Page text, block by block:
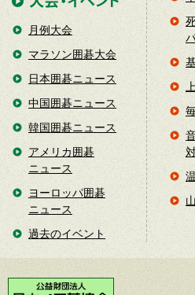
月例大会
マラソン囲碁大会
日本囲碁ニュース
中国囲碁ニュース
韓国囲碁ニュース
アメリカ囲碁
ニュース
ヨーロッパ囲碁
ニュース
過去のイベント